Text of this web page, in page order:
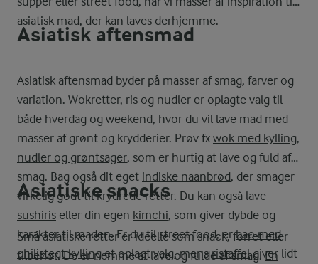
asiatisk mad, der kan laves derhjemme.
Asiatisk aftensmad
Asiatisk aftensmad byder på masser af smag, farver og
variation. Wokretter, ris og nudler er oplagte valg til
både hverdag og weekend, hvor du vil lave mad med
masser af grønt og krydderier. Prøv fx wok med kylling,
nudler og grøntsager, som er hurtig at lave og fuld af
smag. Bag også dit eget indiske naanbrød, der smager
virkelig godt til krydrede retter. Du kan også lave
sushiris eller din egen kimchi, som giver dybde og
karakter til maden. Er du til street food, erbao med
chilistegt kyllinget oplagt valg, mensristaffelgiver lidt
Asiatiske snacks
Små asiatiske retter er ideelle som snack, forret eller
tilbehør. De er nemme at lave og fulde af smag.En